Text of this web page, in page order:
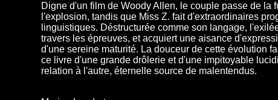
Digne d'un film de Woody Allen, le couple passe de la
l'explosion, tandis que Miss Z. fait d'extraordinaires
linguistiques. Déstructurée comme son langage,
travers les épreuves, et acquiert une aisance
d'une sereine maturité. La douceur de cette évolution
ce livre d'une grande drôlerie et d'une impitoyable
relation à l'autre, éternelle source de malentendus.